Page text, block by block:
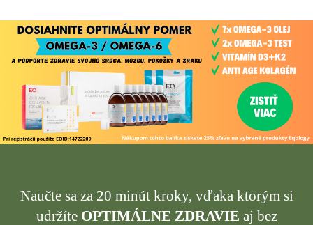
Naučte sa za 20 minút kroky, vďaka ktorým si
udržíte OPTIMÁLNE ZDRAVIE aj bez